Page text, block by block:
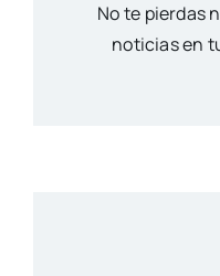
No te pierdas
noticias en